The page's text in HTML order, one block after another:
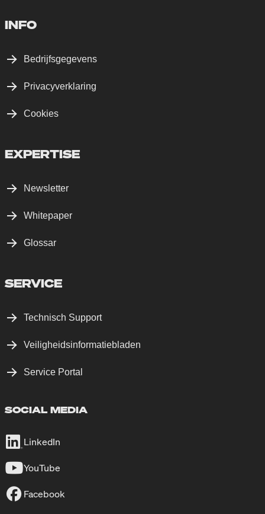
INFO
Bedrijfsgegevens
Privacyverklaring
Cookies
EXPERTISE
Newsletter
Whitepaper
Glossar
SERVICE
Technisch Support
Veiligheidsinformatiebladen
Service Portal
SOCIAL MEDIA
LinkedIn
YouTube
Facebook